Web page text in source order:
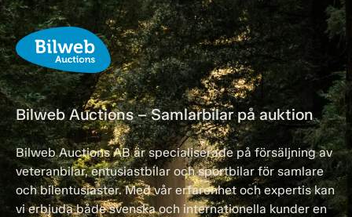
Bilweb Auctions – Samlarbilar på auktion
Bilweb Auctions AB är specialiserade på försäljning av
veteranbilar, entusiastbilar och sportbilar för samlare
och bilentusiaster. Med vår erfarenhet och expertis kan
vi erbjuda både svenska och internationella kunder en